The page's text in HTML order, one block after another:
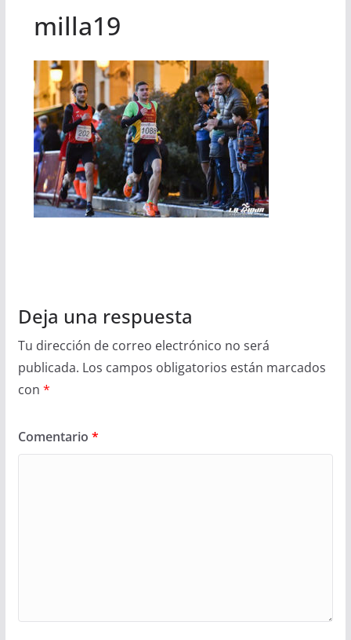
milla19
Deja una respuesta
Tu dirección de correo electrónico no será
publicada. Los campos obligatorios están marcados
con *
Comentario *